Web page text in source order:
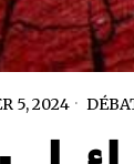
5, 2024